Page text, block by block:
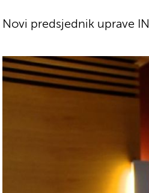
Novi predsjednik uprave